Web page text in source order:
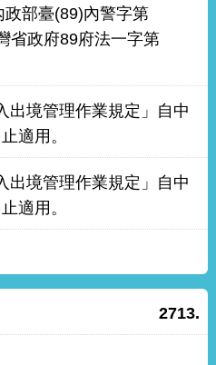
部臺(89)內警字第
省政府89府法一字第
出境管理作業規定」自中
適用。
出境管理作業規定」自中
適用。
2713.